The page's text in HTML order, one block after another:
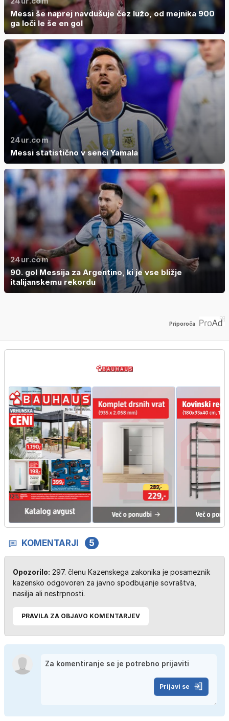
Messi še naprej navdušuje čez lužo, od mejnika 900
ga loči le še en gol
24ur.com
Messi statistično v senci Yamala
24ur.com
90. gol Messija za Argentino, ki je vse bližje
italijanskemu rekordu
Priporoča
KOMENTARJI 5
Opozorilo: 297. členu Kazenskega zakonika je posameznik
kazensko odgovoren za javno spodbujanje sovraštva,
nasilja ali nestrpnosti.
PRAVILA ZA OBJAVO KOMENTARJEV
Prijavi se